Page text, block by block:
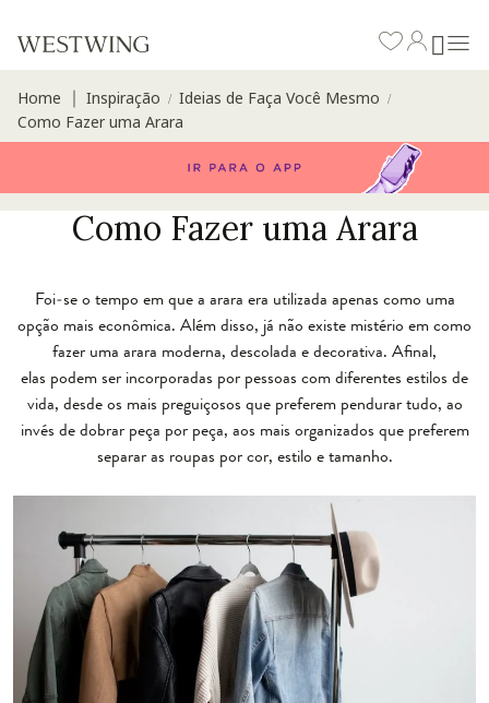
Home Inspiração / Ideias de Faça Você Mesmo /
Como Fazer uma Arara
Como Fazer uma Arara
Foi-se o tempo em que a arara era utilizada apenas como uma
opção mais econômica. Além disso, já não existe mistério em como
fazer uma arara moderna, descolada e decorativa. Afinal,
elas podem ser incorporadas por pessoas com diferentes estilos de
vida, desde os mais preguiçosos que preferem pendurar tudo, ao
invés de dobrar peça por peça, aos mais organizados que preferem
separar as roupas por cor, estilo e tamanho.